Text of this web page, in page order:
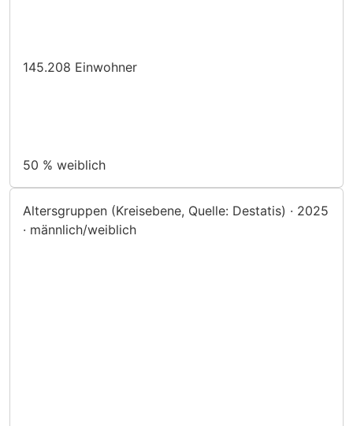
145.208 Einwohner
50 % weiblich
Altersgruppen (Kreisebene, Quelle: Destatis) · 2025
· männlich/weiblich